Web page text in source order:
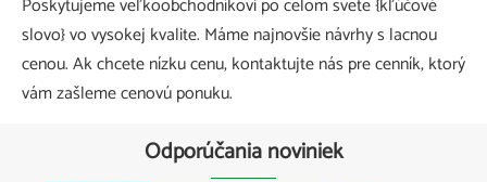
Poskytujeme veľkoobchodníkovi po celom svete {kľúčové
slovo} vo vysokej kvalite. Máme najnovšie návrhy s lacnou
cenou. Ak chcete nízku cenu, kontaktujte nás pre cenník, ktorý
vám zašleme cenovú ponuku.
Odporúčania noviniek